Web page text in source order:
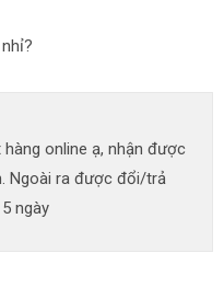
online ạ, nhận được
Ngoài ra được đổi/trả
ngày